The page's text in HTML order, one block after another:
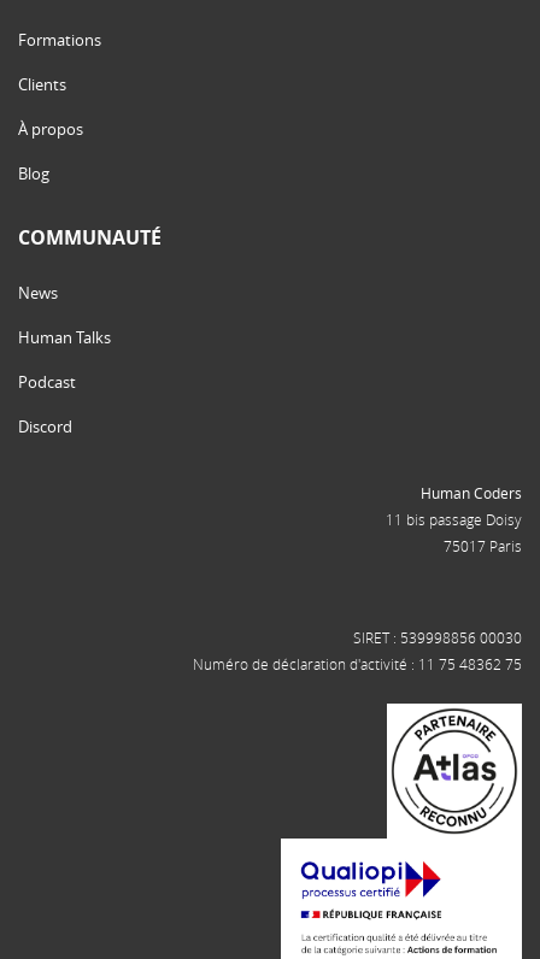
Formations
Clients
À propos
Blog
COMMUNAUTÉ
News
Human Talks
Podcast
Discord
Human Coders
11 bis passage Doisy
75017 Paris
SIRET : 539998856 00030
Numéro de déclaration d'activité : 11 75 48362 75